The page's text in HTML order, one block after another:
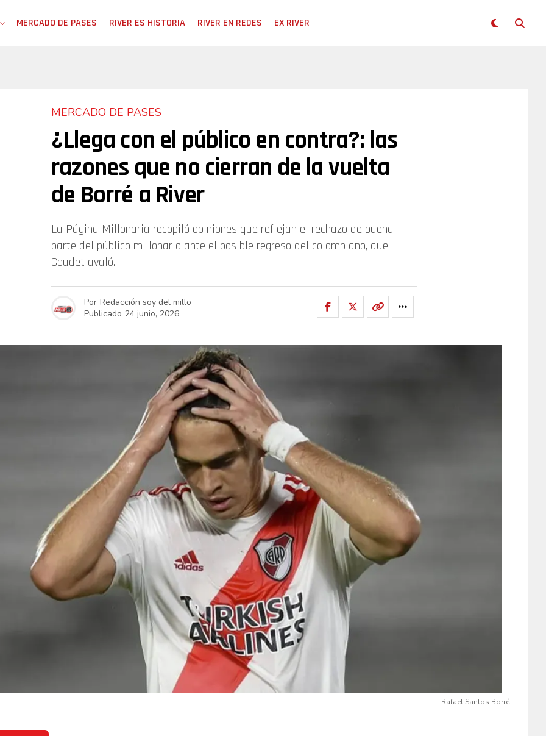
MERCADO DE PASES RIVER ES HISTORIA RIVER EN REDES EX RIVER
MERCADO DE PASES
¿Llega con el público en contra?: las
razones que no cierran de la vuelta
de Borré a River
La Página Millonaria recopiló opiniones que reflejan el rechazo de buena
parte del público millonario ante el posible regreso del colombiano, que
Coudet avaló.
Por Redacción soy del millo
Publicado 24 junio, 2026
Rafael Santos Borré